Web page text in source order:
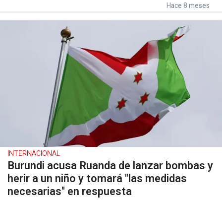
Hace 8 meses
INTERNACIONAL
Burundi acusa Ruanda de lanzar bombas y
herir a un niño y tomará "las medidas
necesarias" en respuesta